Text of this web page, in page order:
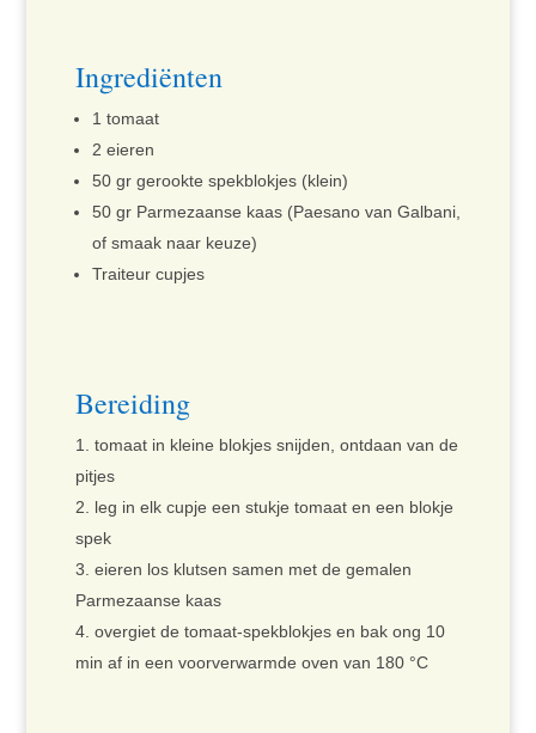
Ingrediënten
1 tomaat
2 eieren
50 gr gerookte spekblokjes (klein)
50 gr Parmezaanse kaas (Paesano van Galbani,
of smaak naar keuze)
Traiteur cupjes
Bereiding
tomaat in kleine blokjes snijden, ontdaan van de
pitjes
leg in elk cupje een stukje tomaat en een blokje
spek
eieren los klutsen samen met de gemalen
Parmezaanse kaas
overgiet de tomaat-spekblokjes en bak ong 10
min af in een voorverwarmde oven van 180 °C